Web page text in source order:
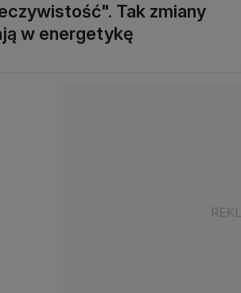
Tak zmiany
w energetykę